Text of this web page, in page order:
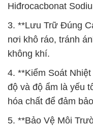
Hiđrocacbonat
3. **Lưu Trữ Đúng
nơi khô ráo, tránh
không khí.
4. **Kiểm Soát
độ và độ ẩm là yếu
hóa chất để đảm
5. **Bảo Vệ Môi